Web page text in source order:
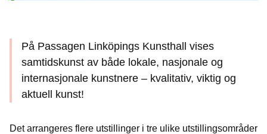
På Passagen Linköpings Kunsthall vises
samtidskunst av både lokale, nasjonale og
internasjonale kunstnere – kvalitativ, viktig og
aktuell kunst!
Det arrangeres flere utstillinger i tre ulike utstillingsområder